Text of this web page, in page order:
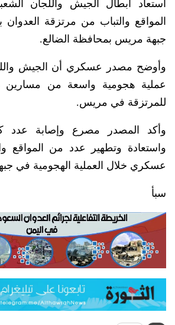
استعاد أبطال الجيش واللجان
المواقع والتباب من مرتزقة
جبهة مريس بمحافظة الضالع.
وأوضح مصدر عسكري أن الجيش
عملية هجومية واسعة من مسارين
للمرتزقة في مريس.
وأكد المصدر مصرع وإصابة عدد
واستعادة وتطهير عدد من المواقع
عسكري خلال العملية الهجومية في
سبأ